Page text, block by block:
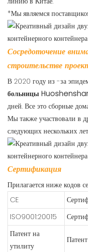
*Мы являемся
Сосредоточение
строительстве
В 2020 году из -за
больницы
дней. Все это сборные
Мы также участвовали в
следующих нескольких
Сертификация
Прилагается ниже кодов
CE
ISO9001:20015
Патент на
утилиту